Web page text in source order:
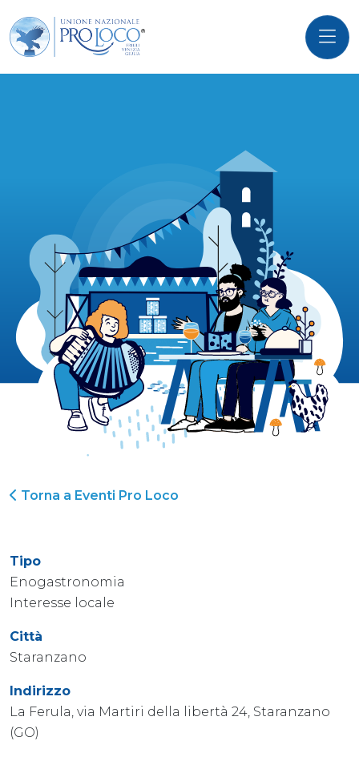
Torna a Eventi Pro Loco
Tipo
Enogastronomia
Interesse locale
Città
Staranzano
Indirizzo
La Ferula, via Martiri della libertà 24, Staranzano
(GO)